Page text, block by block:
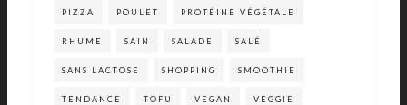
PIZZA POULET PROTÉINE VÉGÉTALE
RHUME SAIN SALADE SALÉ
SANS LACTOSE SHOPPING SMOOTHIE
TENDANCE TOFU VEGAN VEGGIE